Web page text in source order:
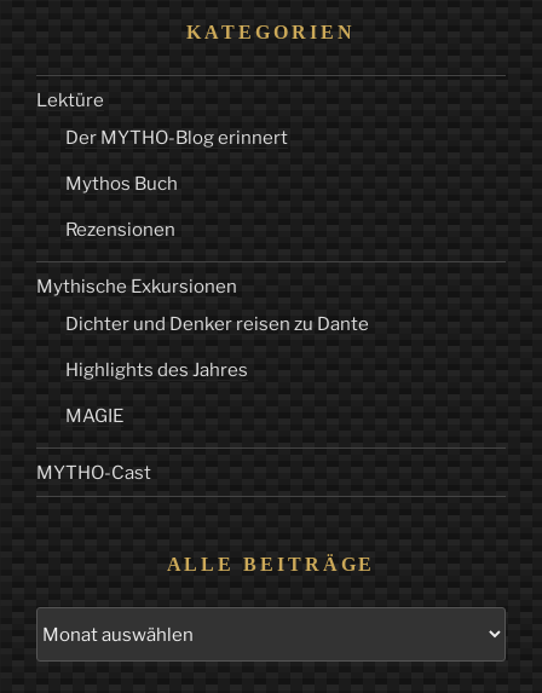
KATEGORIEN
Lektüre
Der MYTHO-Blog erinnert
Mythos Buch
Rezensionen
Mythische Exkursionen
Dichter und Denker reisen zu Dante
Highlights des Jahres
MAGIE
MYTHO-Cast
ALLE BEITRÄGE